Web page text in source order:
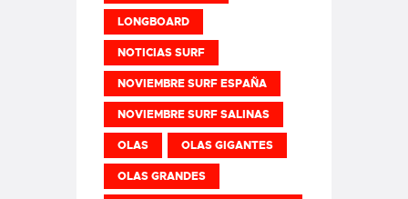
LONGBOARD
NOTICIAS SURF
NOVIEMBRE SURF ESPAÑA
NOVIEMBRE SURF SALINAS
OLAS OLAS GIGANTES
OLAS GRANDES